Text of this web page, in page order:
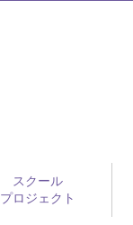
スクール
プロジェクト